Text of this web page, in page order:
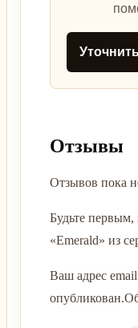
Отзывы
Отзывов пока
Будьте первым,
«Emerald» из
Ваш адрес email
опубликован.